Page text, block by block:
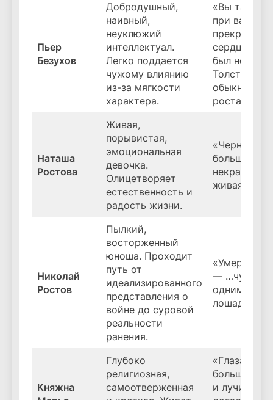
Пьер
Безухов
Добродушный,
наивный,
неуклюжий
интеллектуал.
Легко поддается
чужому влиянию
из-за мягкости
характера.
«Вы так
при вашем
прекрасном
сердце»,
был
Толстый,
роста…».
Наташа
Ростова
Живая,
порывистая,
эмоциональная
девочка.
Олицетворяет
естественность и
радость жизни.
большим
живая
Николай
Ростов
Пылкий,
восторженный
юноша. Проходит
путь от
идеализированного
представления о
войне до суровой
реальности
ранения.
«Умереть
—
одним
лошадью…».
Княжна
Глубоко
религиозная,
самоотверженная
«Глаза
большие,
и